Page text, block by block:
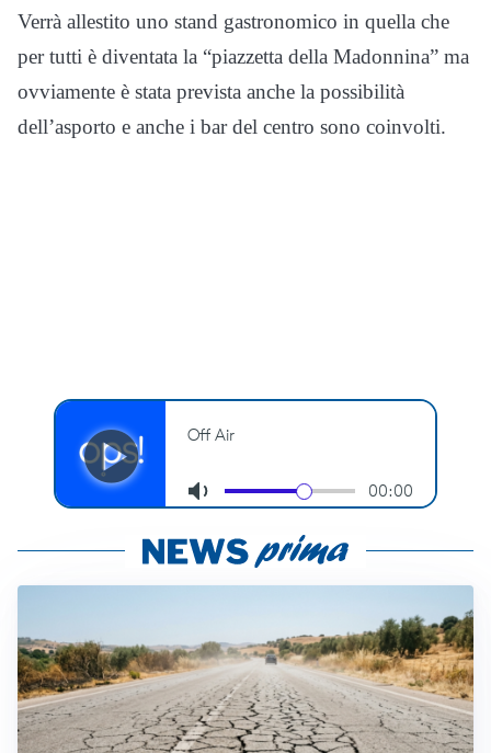
Verrà allestito uno stand gastronomico in quella che
per tutti è diventata la “piazzetta della Madonnina” ma
ovviamente è stata prevista anche la possibilità
dell’asporto e anche i bar del centro sono coinvolti.